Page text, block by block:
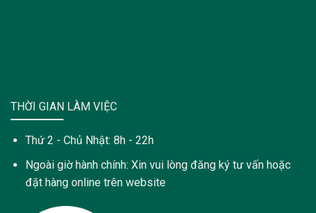
THỜI GIAN LÀM VIỆC
Thứ 2 - Chủ Nhật: 8h - 22h
Ngoài giờ hành chính: Xin vui lòng đăng ký tư vấn hoặc
đặt hàng online trên website